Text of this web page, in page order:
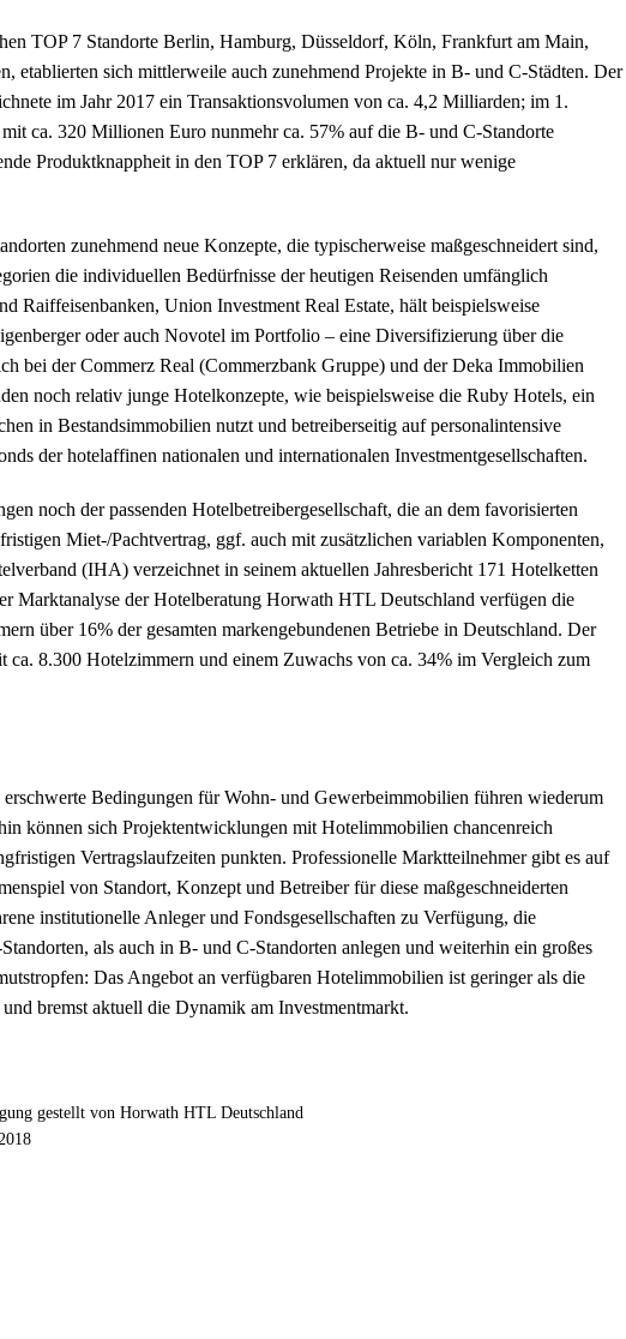
TOP 7 Standorte Berlin, Hamburg, Düsseldorf, Köln, Frankfurt am Main,
etablierten sich mittlerweile auch zunehmend Projekte in B- und C-Städten. Der
im Jahr 2017 ein Transaktionsvolumen von ca. 4,2 Milliarden; im 1.
ca. 320 Millionen Euro nunmehr ca. 57% auf die B- und C-Standorte
Produktknappheit in den TOP 7 erklären, da aktuell nur wenige
zunehmend neue Konzepte, die typischerweise maßgeschneidert sind,
die individuellen Bedürfnisse der heutigen Reisenden umfänglich
Raiffeisenbanken, Union Investment Real Estate, hält beispielsweise
oder auch Novotel im Portfolio – eine Diversifizierung über die
bei der Commerz Real (Commerzbank Gruppe) und der Deka Immobilien
noch relativ junge Hotelkonzepte, wie beispielsweise die Ruby Hotels, ein
in Bestandsimmobilien nutzt und betreiberseitig auf personalintensive
der hotelaffinen nationalen und internationalen Investmentgesellschaften.
noch der passenden Hotelbetreibergesellschaft, die an dem favorisierten
Miet-/Pachtvertrag, ggf. auch mit zusätzlichen variablen Komponenten,
(IHA) verzeichnet in seinem aktuellen Jahresbericht 171 Hotelketten
Marktanalyse der Hotelberatung Horwath HTL Deutschland verfügen die
über 16% der gesamten markengebundenen Betriebe in Deutschland. Der
8.300 Hotelzimmern und einem Zuwachs von ca. 34% im Vergleich zum
Bedingungen für Wohn- und Gewerbeimmobilien führen wiederum
können sich Projektentwicklungen mit Hotelimmobilien chancenreich
Vertragslaufzeiten punkten. Professionelle Marktteilnehmer gibt es auf
von Standort, Konzept und Betreiber für diese maßgeschneiderten
institutionelle Anleger und Fondsgesellschaften zu Verfügung, die
als auch in B- und C-Standorten anlegen und weiterhin ein großes
Das Angebot an verfügbaren Hotelimmobilien ist geringer als die
bremst aktuell die Dynamik am Investmentmarkt.
gestellt von Horwath HTL Deutschland